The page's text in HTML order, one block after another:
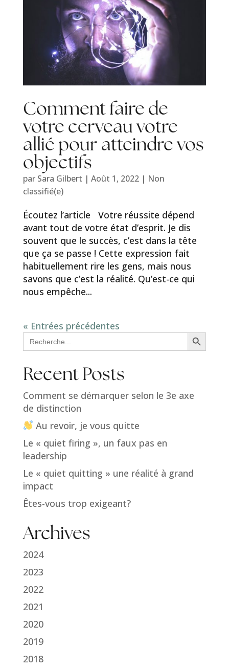
Comment faire de
votre cerveau votre
allié pour atteindre vos
objectifs
par Sara Gilbert | Août 1, 2022| Non
classifié(e)
Écoutez l’article Votre réussite dépend
avant tout de votre état d’esprit. Je dis
souvent que le succès, c’est dans la tête
que ça se passe ! Cette expression fait
habituellement rire les gens, mais nous
savons que c’est la réalité. Qu’est-ce qui
nous empêche...
« Entrées précédentes
Search
for:
Search Button
Recent Posts
Comment se démarquer selon le 3e axe
de distinction
Au revoir, je vous quitte
Le « quiet firing », un faux pas en
leadership
Le « quiet quitting » une réalité à grand
impact
Êtes-vous trop exigeant?
Archives
2024
2023
2022
2021
2020
2019
2018